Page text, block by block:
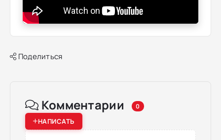
Поделиться
Комментарии 0
НАПИСАТЬ